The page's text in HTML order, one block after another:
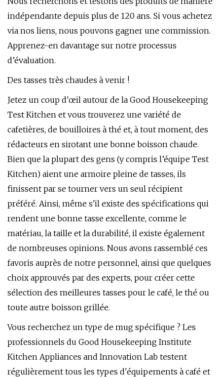
indépendante depuis plus de 120 ans. Si vous achetez
via nos liens, nous pouvons gagner une commission.
Apprenez-en davantage sur notre processus
d’évaluation.
Des tasses très chaudes à venir !
Jetez un coup d'œil autour de la Good Housekeeping
Test Kitchen et vous trouverez une variété de
cafetières, de bouilloires à thé et, à tout moment, des
rédacteurs en sirotant une bonne boisson chaude.
Bien que la plupart des gens (y compris l’équipe Test
Kitchen) aient une armoire pleine de tasses, ils
finissent par se tourner vers un seul récipient
préféré. Ainsi, même s'il existe des spécifications qui
rendent une bonne tasse excellente, comme le
matériau, la taille et la durabilité, il existe également
de nombreuses opinions. Nous avons rassemblé ces
favoris auprès de notre personnel, ainsi que quelques
choix approuvés par des experts, pour créer cette
sélection des meilleures tasses pour le café, le thé ou
toute autre boisson grillée.
Vous recherchez un type de mug spécifique ? Les
professionnels du Good Housekeeping Institute
Kitchen Appliances and Innovation Lab testent
régulièrement tous les types d'équipements à café et